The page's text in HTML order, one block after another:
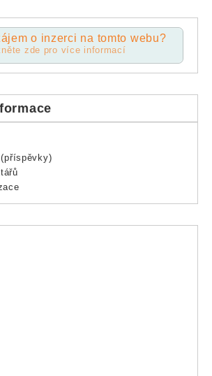
o inzerci na tomto webu?
zde pro více informací